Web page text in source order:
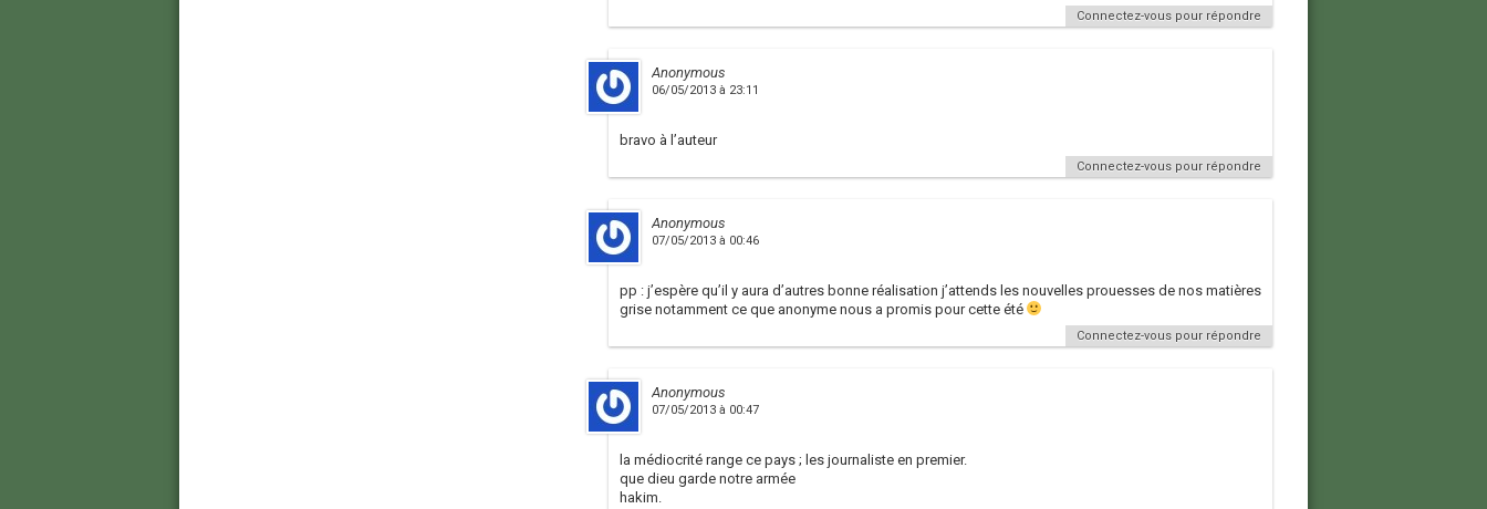
Connectez-vous pour répondre
Anonymous
06/05/2013 à 23:11
bravo à l’auteur
Connectez-vous pour répondre
Anonymous
07/05/2013 à 00:46
pp : j’espère qu’il y aura d’autres bonne réalisation j’attends les nouvelles prouesses de nos matières
grise notamment ce que anonyme nous a promis pour cette été
Connectez-vous pour répondre
Anonymous
07/05/2013 à 00:47
la médiocrité range ce pays ; les journaliste en premier.
que dieu garde notre armée
hakim.